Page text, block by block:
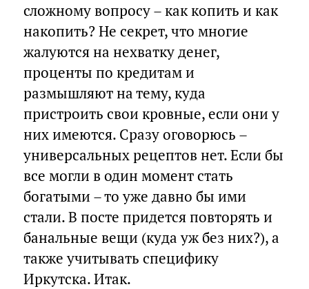
сложному вопросу – как копить и как
накопить? Не секрет, что многие
жалуются на нехватку денег,
проценты по кредитам и
размышляют на тему, куда
пристроить свои кровные, если они у
них имеются. Сразу оговорюсь –
универсальных рецептов нет. Если бы
все могли в один момент стать
богатыми – то уже давно бы ими
стали. В посте придется повторять и
банальные вещи (куда уж без них?), а
также учитывать специфику
Иркутска. Итак.